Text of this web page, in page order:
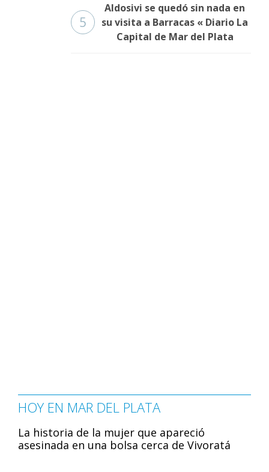
5
Aldosivi se quedó sin nada en
su visita a Barracas « Diario La
Capital de Mar del Plata
HOY EN MAR DEL PLATA
La historia de la mujer que apareció
asesinada en una bolsa cerca de Vivoratá